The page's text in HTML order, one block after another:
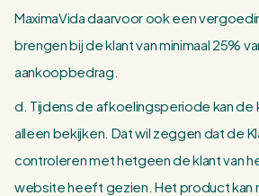
MaximaVida daarvoor ook een
brengen bij de klant van minimaal 25%
aankoopbedrag.
d. Tijdens de afkoelingsperiode kan de
alleen bekijken. Dat wil zeggen dat de
controleren met hetgeen de klant van
website heeft gezien. Het product kan